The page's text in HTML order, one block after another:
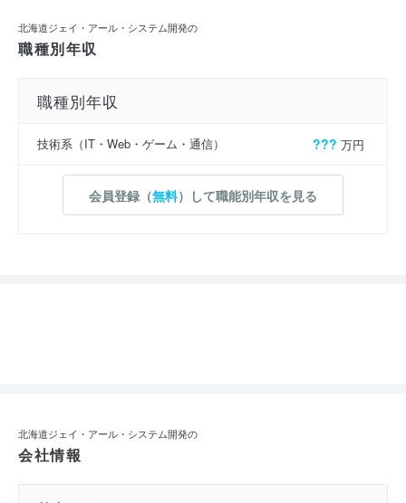
北海道ジェイ・アール・システム開発の
職種別年収
職種別年収
技術系（IT・Web・ゲーム・通信） ??? 万円
会員登録（無料）して職能別年収を見る
北海道ジェイ・アール・システム開発の
会社情報